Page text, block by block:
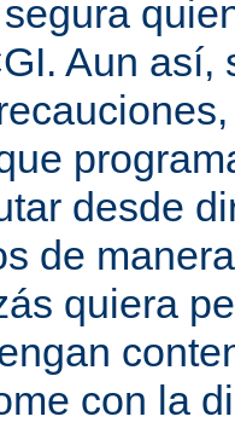
Aun así,
desde
de
quiera
con la